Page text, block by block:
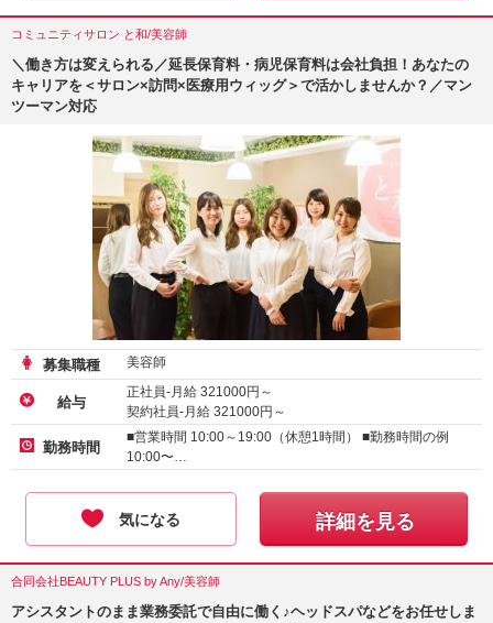
コミュニティサロン と和/美容師
＼働き方は変えられる／延長保育料・病児保育料は会社負担！あなたの
キャリアを＜サロン×訪問×医療用ウィッグ＞で活かしませんか？／マン
ツーマン対応
募集職種 美容師
給与
正社員-月給 321000円～
契約社員-月給 321000円～
アルバイト・パート-時給 : 1500 ～2000 円
勤務時間
■営業時間 10:00～19:00（休憩1時間） ■勤務時間の例
10:00〜…
気になる 詳細を見る
合同会社BEAUTY PLUS by Any/美容師
アシスタントのまま業務委託で自由に働く♪ヘッドスパなどをお任せしま